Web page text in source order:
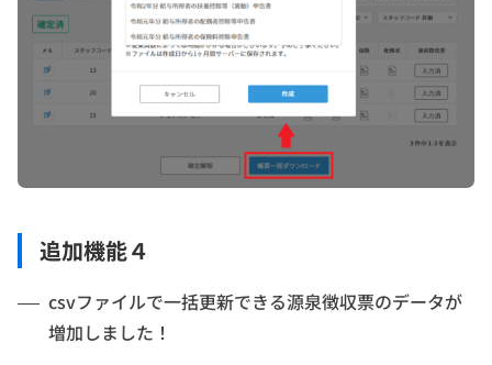
追加機能４
csvファイルで一括更新できる源泉徴収票のデータが
増加しました！